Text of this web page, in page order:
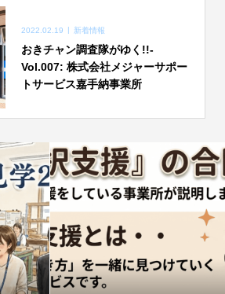
2022.02.19 新着情報
おきチャン調査隊がゆく!!-
Vol.007: 株式会社メジャーサポー
トサービス嘉手納事業所